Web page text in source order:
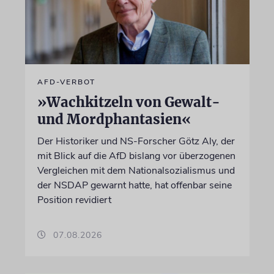
AFD-VERBOT
»Wachkitzeln von Gewalt-
und Mordphantasien«
Der Historiker und NS-Forscher Götz Aly, der
mit Blick auf die AfD bislang vor überzogenen
Vergleichen mit dem Nationalsozialismus und
der NSDAP gewarnt hatte, hat offenbar seine
Position revidiert
07.08.2026